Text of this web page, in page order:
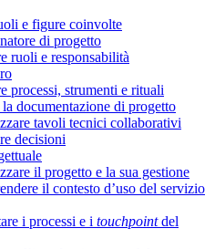
e figure coinvolte
di progetto
ruoli e responsabilità
processi, strumenti e rituali
documentazione di progetto
tavoli tecnici collaborativi
decisioni
il progetto e la sua gestione
il contesto d’uso del servizio
i processi e i touchpointdel